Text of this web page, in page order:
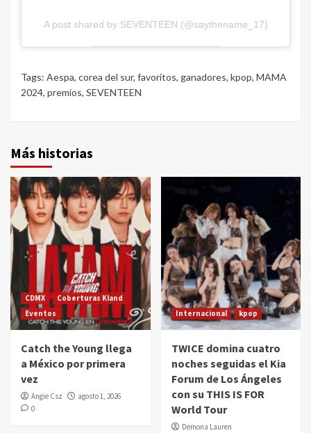
A post shared by SEVENTEEN (@saythename_17)
Tags: Aespa, corea del sur, favoritos, ganadores, kpop, MAMA
2024, premios, SEVENTEEN
Más historias
CDMX
Coberturas Kland
Eventos
Catch the Young llega
a México por primera
vez
Angie Csz
agosto 1, 2026
0
Internacional kpop
TWICE domina cuatro
noches seguidas el Kia
Forum de Los Ángeles
con su THIS IS FOR
World Tour
Demona Lauren